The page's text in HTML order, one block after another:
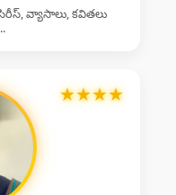
వ్యాసాలు, కవితలు
★★★★